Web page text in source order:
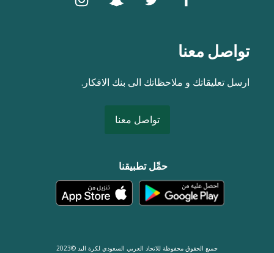
تواصل معنا
ارسل تعليقاتك و ملاحظاتك الى بنك الافكار.
تواصل معنا
حمِّل تطبيقنا
جميع الحقوق محفوظة للاتحاد العربي السعودي لكرة اليد ©2023